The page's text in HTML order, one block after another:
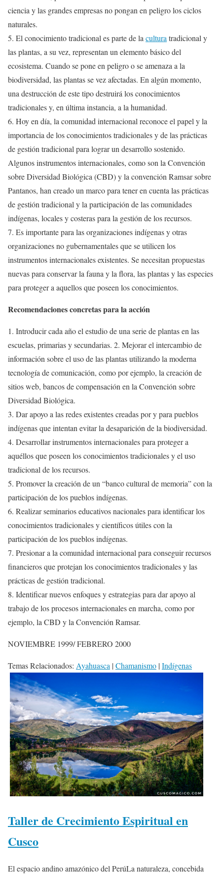
ciencia y las grandes empresas no pongan en peligro los ciclos
naturales.
5. El conocimiento tradicional es parte de la cultura tradicional y
las plantas, a su vez, representan un elemento básico del
ecosistema. Cuando se pone en peligro o se amenaza a la
biodiversidad, las plantas se vez afectadas. En algún momento,
una destrucción de este tipo destruirá los conocimientos
tradicionales y, en última instancia, a la humanidad.
6. Hoy en día, la comunidad internacional reconoce el papel y la
importancia de los conocimientos tradicionales y de las prácticas
de gestión tradicional para lograr un desarrollo sostenido.
Algunos instrumentos internacionales, como son la Convención
sobre Diversidad Biológica (CBD) y la convención Ramsar sobre
Pantanos, han creado un marco para tener en cuenta las prácticas
de gestión tradicional y la participación de las comunidades
indígenas, locales y costeras para la gestión de los recursos.
7. Es importante para las organizaciones indígenas y otras
organizaciones no gubernamentales que se utilicen los
instrumentos internacionales existentes. Se necesitan propuestas
nuevas para conservar la fauna y la flora, las plantas y las especies
para proteger a aquellos que poseen los conocimientos.
Recomendaciones concretas para la acción
1. Introducir cada año el estudio de una serie de plantas en las
escuelas, primarias y secundarias. 2. Mejorar el intercambio de
información sobre el uso de las plantas utilizando la moderna
tecnología de comunicación, como por ejemplo, la creación de
sitios web, bancos de compensación en la Convención sobre
Diversidad Biológica.
3. Dar apoyo a las redes existentes creadas por y para pueblos
indígenas que intentan evitar la desaparición de la biodiversidad.
4. Desarrollar instrumentos internacionales para proteger a
aquéllos que poseen los conocimientos tradicionales y el uso
tradicional de los recursos.
5. Promover la creación de un “banco cultural de memoria” con la
participación de los pueblos indígenas.
6. Realizar seminarios educativos nacionales para identificar los
conocimientos tradicionales y científicos útiles con la
participación de los pueblos indígenas.
7. Presionar a la comunidad internacional para conseguir recursos
financieros que protejan los conocimientos tradicionales y las
prácticas de gestión tradicional.
8. Identificar nuevos enfoques y estrategias para dar apoyo al
trabajo de los procesos internacionales en marcha, como por
ejemplo, la CBD y la Convención Ramsar.
NOVIEMBRE 1999/ FEBRERO 2000
Temas Relacionados: Ayahuasca |Chamanismo |Indígenas
Taller de Crecimiento Espiritual en
Cusco
El espacio andino amazónico del PerúLa naturaleza, concebida